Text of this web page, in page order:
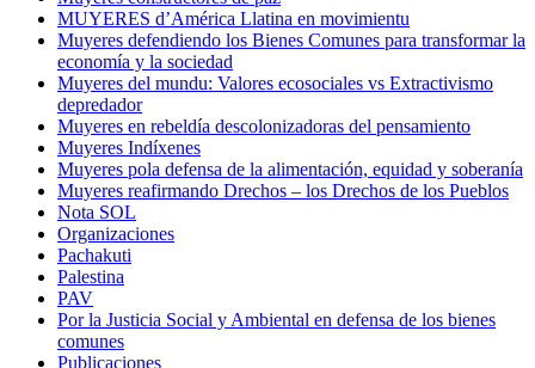
MUYERES d’América Llatina en movimientu
Muyeres defendiendo los Bienes Comunes para transformar la
economía y la sociedad
Muyeres del mundu: Valores ecosociales vs Extractivismo
depredador
Muyeres en rebeldía descolonizadoras del pensamiento
Muyeres Indíxenes
Muyeres pola defensa de la alimentación, equidad y soberanía
Muyeres reafirmando Drechos – los Drechos de los Pueblos
Nota SOL
Organizaciones
Pachakuti
Palestina
PAV
Por la Justicia Social y Ambiental en defensa de los bienes
comunes
Publicaciones